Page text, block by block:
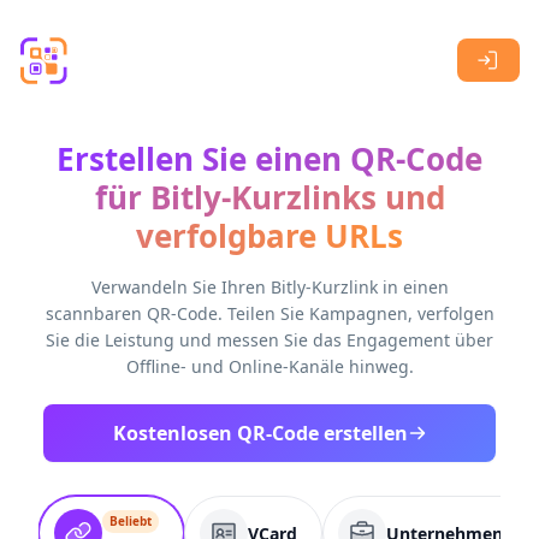
Erstellen Sie einen QR-Code
für Bitly-Kurzlinks und
verfolgbare URLs
Verwandeln Sie Ihren Bitly-Kurzlink in einen
scannbaren QR-Code. Teilen Sie Kampagnen, verfolgen
Sie die Leistung und messen Sie das Engagement über
Offline- und Online-Kanäle hinweg.
Kostenlosen QR-Code erstellen
Beliebt
VCard